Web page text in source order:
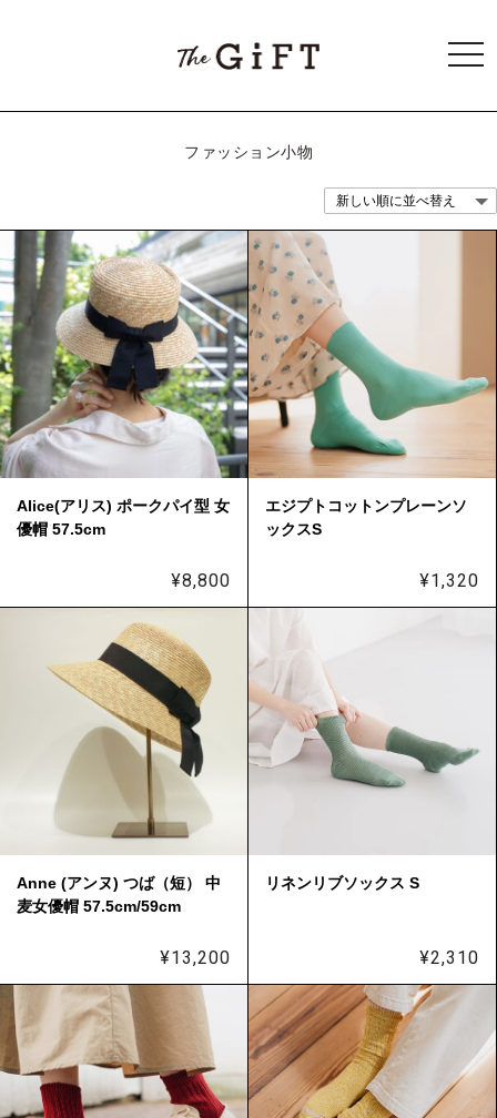
ファッション小物
Alice(アリス) ポークパイ型 女
優帽 57.5cm
¥8,800
エジプトコットンプレーンソ
ックスS
¥1,320
Anne (アンヌ) つば（短） 中
麦女優帽 57.5cm/59cm
¥13,200
リネンリブソックス S
¥2,310